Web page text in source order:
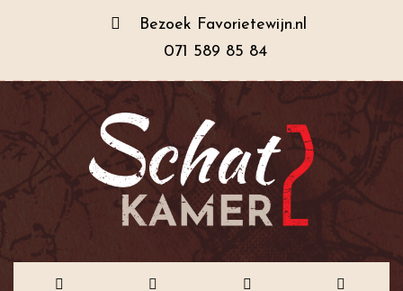
Bezoek Favorietewijn.nl
071 589 85 84